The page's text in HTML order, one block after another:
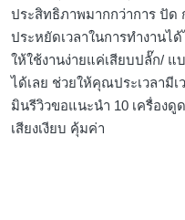
ประสิทธิภาพมากกว่าการ ปัด
ประหยัดเวลาในการทำงานไ
ให้ใช้งานง่ายแค่เสียบปลั๊ก/ แ
ได้เลย ช่วยให้คุณประเวลามี
มินรีวิวขอแนะนำ 10 เครื่อง
เสียงเงียบ คุ้มค่า